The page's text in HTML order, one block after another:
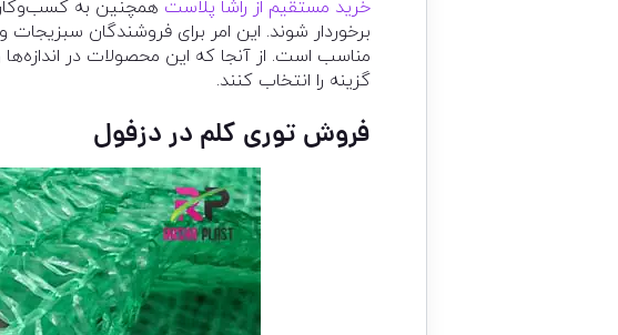
خرید مستقیم از راشا پلاست همچنین به
برخوردار شوند. این امر برای فروشندگان
مناسب است. از آنجا که این محصولات در
گزینه را انتخاب کنند.
فروش توری کلم در دزفول